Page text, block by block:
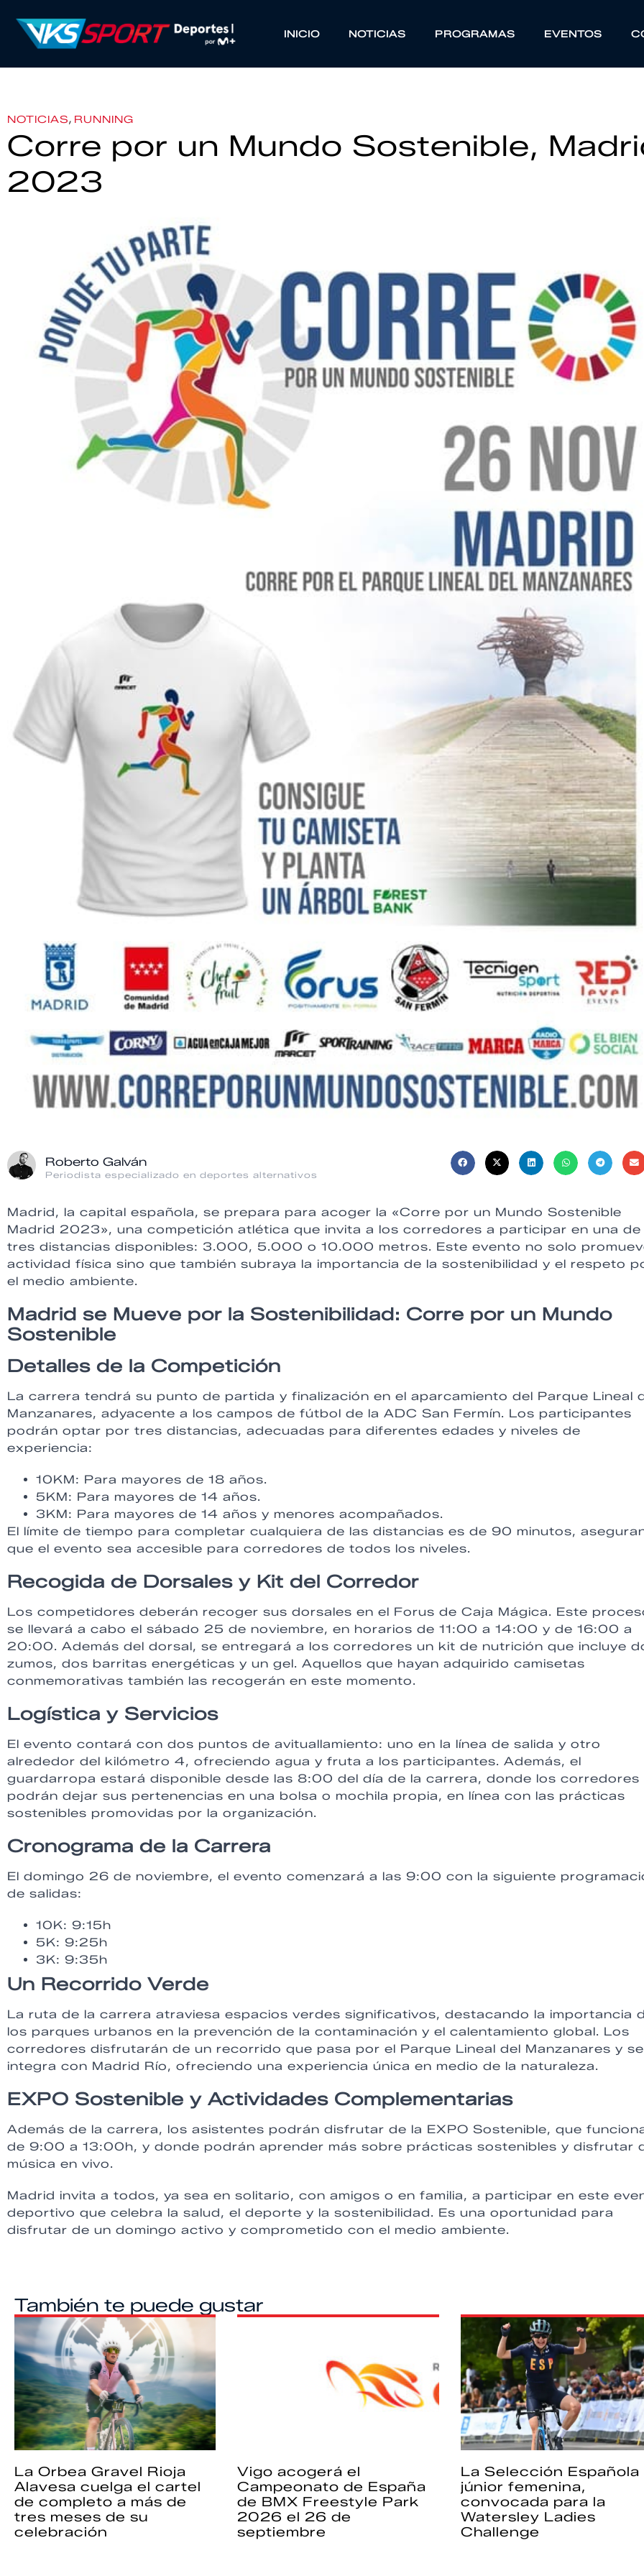
INICIO NOTICIAS PROGRAMAS EVENTOS
NOTICIAS, RUNNING
Corre por un Mundo Sostenible,
2023
Roberto Galván
Periodista especializado en deportes alternativos
Madrid, la capital española, se prepara para acoger la «Corre por un Mundo Sostenible
Madrid 2023», una competición atlética que invita a los corredores a participar en una de
tres distancias disponibles: 3.000, 5.000 o 10.000 metros. Este evento no solo
actividad física sino que también subraya la importancia de la sostenibilidad y el respeto
el medio ambiente.
Madrid se Mueve por la Sostenibilidad: Corre por un Mundo
Sostenible
Detalles de la Competición
La carrera tendrá su punto de partida y finalización en el aparcamiento del Parque Lineal
Manzanares, adyacente a los campos de fútbol de la ADC San Fermín. Los participantes
podrán optar por tres distancias, adecuadas para diferentes edades y niveles de
experiencia:
10KM: Para mayores de 18 años.
5KM: Para mayores de 14 años.
3KM: Para mayores de 14 años y menores acompañados.
El límite de tiempo para completar cualquiera de las distancias es de 90 minutos,
que el evento sea accesible para corredores de todos los niveles.
Recogida de Dorsales y Kit del Corredor
Los competidores deberán recoger sus dorsales en el Forus de Caja Mágica. Este
se llevará a cabo el sábado 25 de noviembre, en horarios de 11:00 a 14:00 y de 16:00 a
20:00. Además del dorsal, se entregará a los corredores un kit de nutrición que incluye
zumos, dos barritas energéticas y un gel. Aquellos que hayan adquirido camisetas
conmemorativas también las recogerán en este momento.
Logística y Servicios
El evento contará con dos puntos de avituallamiento: uno en la línea de salida y otro
alrededor del kilómetro 4, ofreciendo agua y fruta a los participantes. Además, el
guardarropa estará disponible desde las 8:00 del día de la carrera, donde los corredores
podrán dejar sus pertenencias en una bolsa o mochila propia, en línea con las prácticas
sostenibles promovidas por la organización.
Cronograma de la Carrera
El domingo 26 de noviembre, el evento comenzará a las 9:00 con la siguiente
de salidas:
10K: 9:15h
5K: 9:25h
3K: 9:35h
Un Recorrido Verde
La ruta de la carrera atraviesa espacios verdes significativos, destacando la importancia
los parques urbanos en la prevención de la contaminación y el calentamiento global. Los
corredores disfrutarán de un recorrido que pasa por el Parque Lineal del Manzanares y se
integra con Madrid Río, ofreciendo una experiencia única en medio de la naturaleza.
EXPO Sostenible y Actividades Complementarias
Además de la carrera, los asistentes podrán disfrutar de la EXPO Sostenible, que
de 9:00 a 13:00h, y donde podrán aprender más sobre prácticas sostenibles y disfrutar
música en vivo.
Madrid invita a todos, ya sea en solitario, con amigos o en familia, a participar en este
deportivo que celebra la salud, el deporte y la sostenibilidad. Es una oportunidad para
disfrutar de un domingo activo y comprometido con el medio ambiente.
También te puede gustar
La Orbea Gravel Rioja
Alavesa cuelga el cartel
de completo a más de
tres meses de su
celebración
Vigo acogerá el
Campeonato de España
de BMX Freestyle Park
2026 el 26 de
septiembre
La Selección Española
júnior femenina,
convocada para la
Watersley Ladies
Challenge